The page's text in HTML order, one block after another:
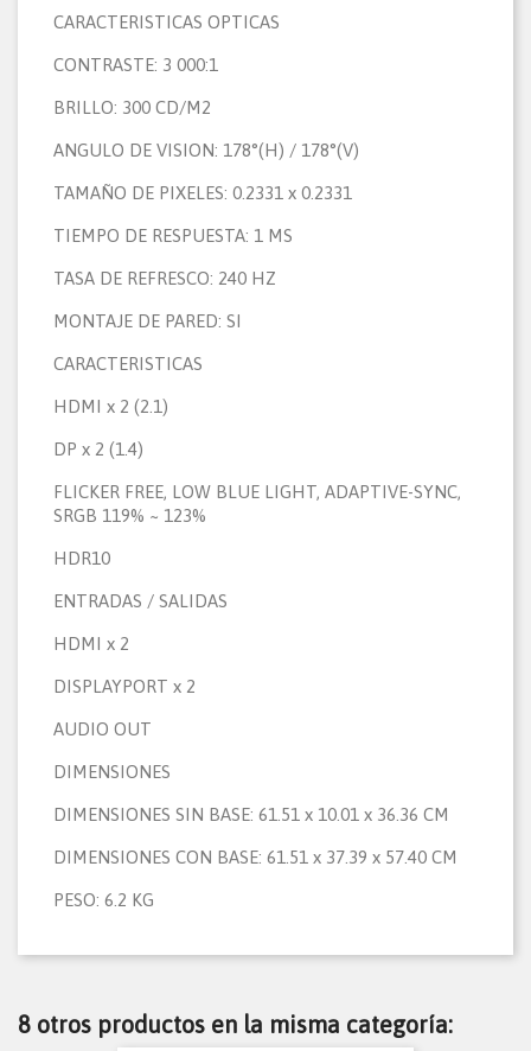
CARACTERISTICAS OPTICAS
CONTRASTE: 3 000:1
BRILLO: 300 CD/M2
ANGULO DE VISION: 178°(H) / 178°(V)
TAMAÑO DE PIXELES: 0.2331 x 0.2331
TIEMPO DE RESPUESTA: 1 MS
TASA DE REFRESCO: 240 HZ
MONTAJE DE PARED: SI
CARACTERISTICAS
HDMI x 2 (2.1)
DP x 2 (1.4)
FLICKER FREE, LOW BLUE LIGHT, ADAPTIVE-SYNC,
SRGB 119% ~ 123%
HDR10
ENTRADAS / SALIDAS
HDMI x 2
DISPLAYPORT x 2
AUDIO OUT
DIMENSIONES
DIMENSIONES SIN BASE: 61.51 x 10.01 x 36.36 CM
DIMENSIONES CON BASE: 61.51 x 37.39 x 57.40 CM
PESO: 6.2 KG
8 otros productos en la misma categoría: